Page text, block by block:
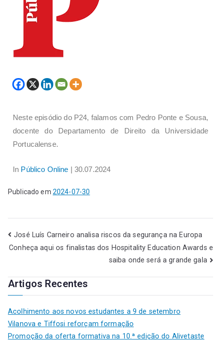
Neste episódio do P24, falamos com Pedro Ponte e Sousa,
docente do Departamento de Direito da Universidade
Portucalense.
In Público Online | 30.07.2024
Publicado em 2024-07-30
José Luís Carneiro analisa riscos da segurança na Europa
Conheça aqui os finalistas dos Hospitality Education Awards e
saiba onde será a grande gala
Artigos Recentes
Acolhimento aos novos estudantes a 9 de setembro
Vilanova e Tiffosi reforçam formação
Promoção da oferta formativa na 10.ª edição do Alivetaste